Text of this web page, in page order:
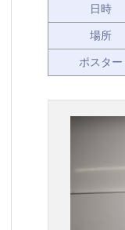
日時
場所
ポスター